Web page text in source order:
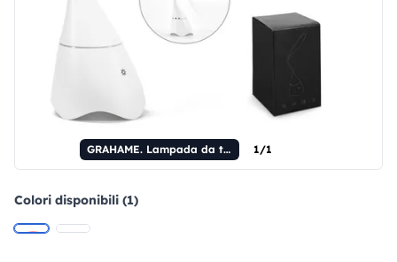
GRAHAME. Lampada da tavolo portatile con altoparlante e autonomia di 5 ore in ABS riciclato (100% rABS) 1/1
Colori disponibili (1)